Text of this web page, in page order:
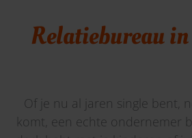
Relatiebureau
Of je nu al jaren single bent,
komt, een echte ondernemer